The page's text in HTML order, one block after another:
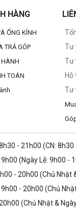
HÀNG
ỐNG KÍNH
TRẢ GÓP
HÀNH
TOÁN
Tư
Tư
Hỗ
Tư
8h30 - 21h00 (CN:
(Ngày Lễ: 9h00 -
- 20h00 (Chủ Nhật
| 9h00 - 20h00 (Chủ
(Chủ Nhật &